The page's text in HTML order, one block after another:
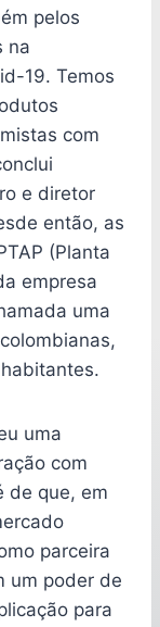
pelos
na
19. Temos
com
e diretor
então, as
(Planta
empresa
uma
uma
com
de que, em
parceira
um poder de
para